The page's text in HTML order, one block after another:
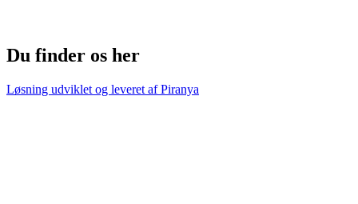
Du finder os her
Løsning udviklet og leveret afPiranya